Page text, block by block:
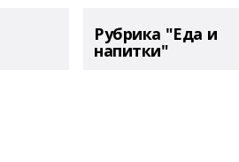
Рубрика "Еда и
напитки"